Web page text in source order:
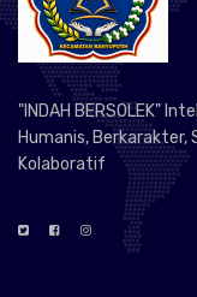
"INDAH BERSOLEK"
Humanis,
Kolaboratif